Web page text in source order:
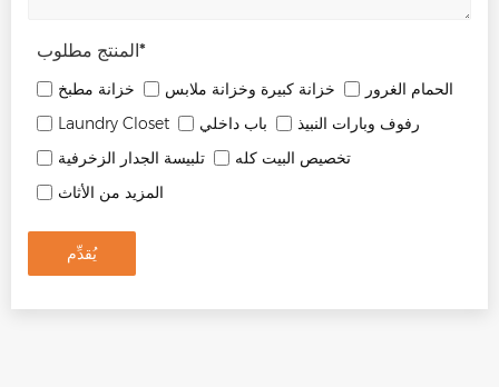
المنتج مطلوب*
خزانة مطبخ خزانة كبيرة وخزانة ملابس
الحمام الغرور
Laundry Closet
باب داخلي
رفوف وبارات النبيذ
تلبيسة الجدار الزخرفية
تخصيص البيت كله
المزيد من الأثاث
يُقدِّم